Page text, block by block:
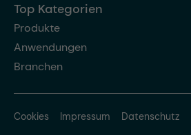
Top Kategorien
Produkte
Anwendungen
Branchen
Cookies Impressum Datenschutz